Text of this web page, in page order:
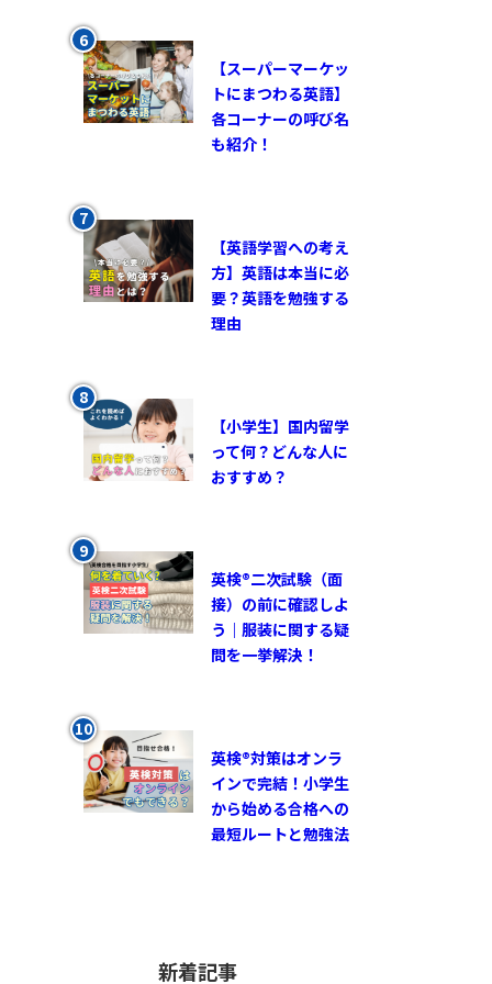
【スーパーマーケッ
トにまつわる英語】
各コーナーの呼び名
も紹介！
【英語学習への考え
方】英語は本当に必
要？英語を勉強する
理由
【小学生】国内留学
って何？どんな人に
おすすめ？
英検®︎二次試験（面
接）の前に確認しよ
う｜服装に関する疑
問を一挙解決！
英検®対策はオンラ
インで完結！小学生
から始める合格への
最短ルートと勉強法
新着記事